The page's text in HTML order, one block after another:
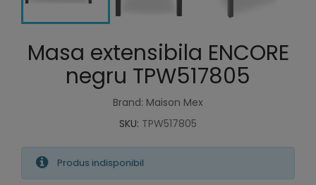
Masa extensibila ENCORE
negru TPW517805
Brand: Maison Mex
SKU: TPW517805
Produs indisponibil